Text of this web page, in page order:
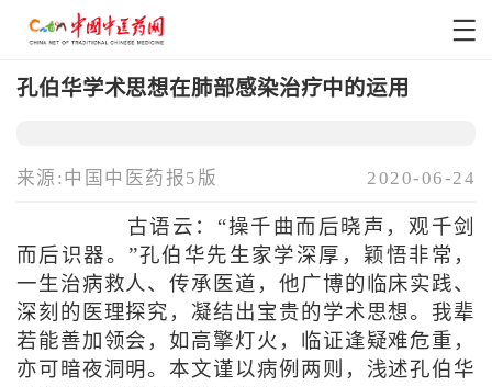
孔伯华学术思想在肺部感染治疗中的运用
来源:中国中医药报5版 2020-06-24
古语云：“操千曲而后晓声，观千剑
而后识器。”孔伯华先生家学深厚，颖悟非常，
一生治病救人、传承医道，他广博的临床实践、
深刻的医理探究，凝结出宝贵的学术思想。我辈
若能善加领会，如高擎灯火，临证逢疑难危重，
亦可暗夜洞明。本文谨以病例两则，浅述孔伯华